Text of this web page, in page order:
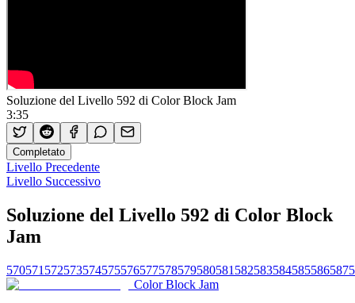
Soluzione del Livello 592 di Color Block Jam
3:35
Completato
Livello Precedente
Livello Successivo
Soluzione del Livello 592 di Color Block
Jam
570571 572573574575576577578579580581 582583584585586587
Color Block Jam